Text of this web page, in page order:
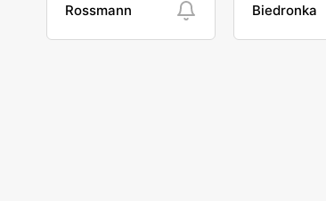
Rossmann Biedronka